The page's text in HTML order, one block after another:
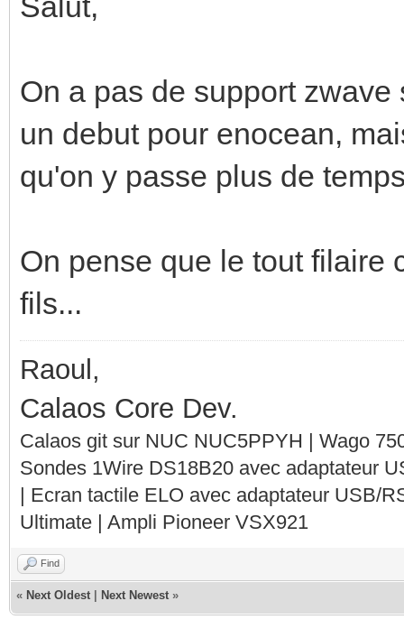
On a pas de support
un debut pour enocean,
qu'on y passe plus de
On pense que le tout filaire
fils...
Raoul,
Calaos Core Dev.
Calaos git sur NUC NUC5PPYH | Wago
Sondes 1Wire DS18B20 avec adaptateur
| Ecran tactile ELO avec adaptateur USB/
Ultimate | Ampli Pioneer VSX921
Find
« Next Oldest Next Newest »